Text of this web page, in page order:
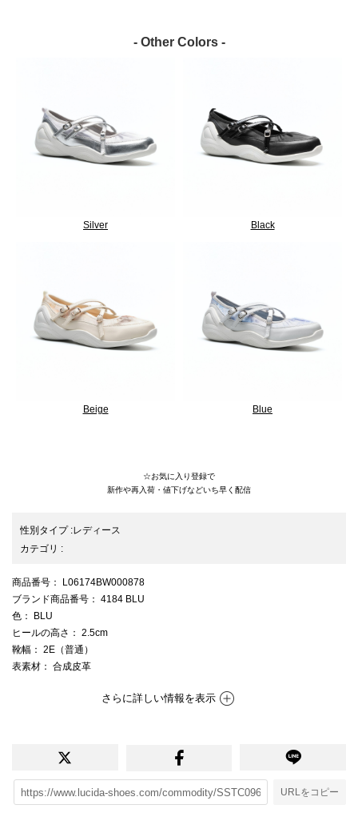
- Other Colors -
Silver Black
Beige Blue
☆お気に入り登録で
新作や再入荷・値下げなどいち早く配信
性別タイプ:レディース
カテゴリ :
商品番号 ： L06174BW000878
ブランド商品番号 ： 4184 BLU
色 ： BLU
ヒールの高さ ： 2.5cm
靴幅 ： 2E（普通）
表素材 ： 合成皮革
さらに詳しい情報を表示
URLをコピー